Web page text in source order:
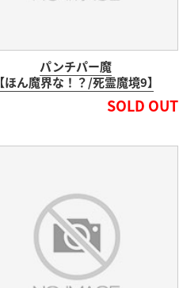
パンチパー魔
【ほん魔界な！？/死霊魔境9】
SOLD OUT